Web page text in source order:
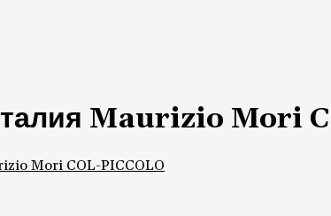
Maurizio Mori
Mori COL-PICCOLO